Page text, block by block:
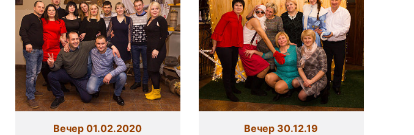
Вечер 01.02.2020
Вечер 30.12.19